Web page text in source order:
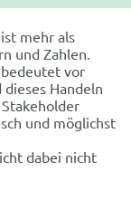
mehr als
und Zahlen.
vor
Handeln
und möglichst
dabei nicht